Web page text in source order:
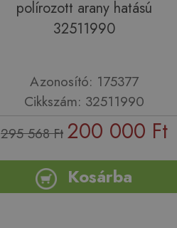
polírozott arany hatású
32511990
Azonosító: 175377
Cikkszám: 32511990
295 568 Ft 200 000 Ft
Kosárba